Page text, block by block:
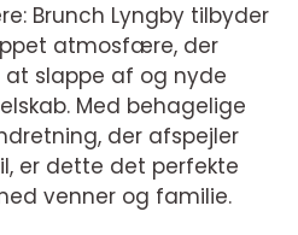
Brunch Lyngby tilbyder
atmosfære, der
slappe af og nyde
Med behagelige
der afspejler
er dette det perfekte
venner og familie.